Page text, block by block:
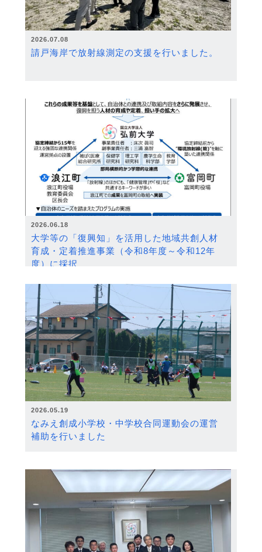
2026.07.08
請戸海岸で放射線測定の支援を行いました。
2026.06.18
大学等の「復興知」を活用した地域共創人材
育成・定着推進事業（令和8年度～令和12年
度）に採択
2026.05.19
なみえ創成小学校・中学校合同運動会の運営
補助を行いました